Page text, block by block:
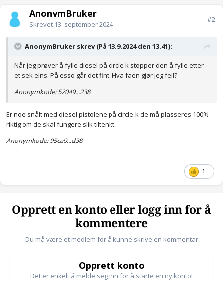
AnonymBruker
Skrevet 13. september 2024
#2
AnonymBruker skrev (På 13.9.2024 den 13.41):
Når jeg prøver å fylle diesel på circle k stopper den å fylle etter
et sek elns. På esso går det fint. Hva faen gjør jeg feil?
Anonymkode: 52049...238
Er noe snålt med diesel pistolene på circle-k de må plasseres 100%
riktig om de skal fungere slik tiltenkt.
Anonymkode: 95ca9...d38
1
Opprett en konto eller logg inn for å
kommentere
Du må være et medlem for å kunne skrive en kommentar
Opprett konto
Det er enkelt å melde seg inn for å starte en ny konto!